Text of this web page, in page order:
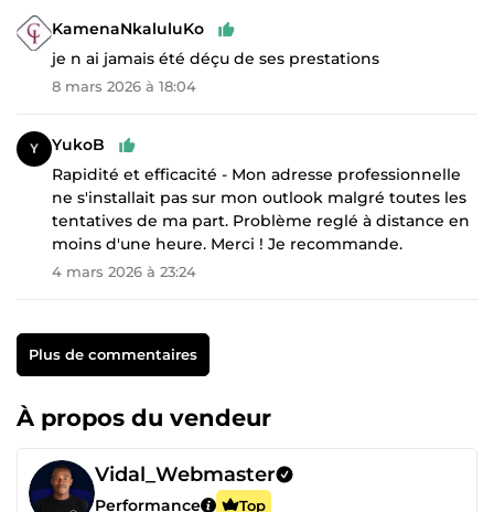
KamenaNkaluluKo
je n ai jamais été déçu de ses prestations
8 mars 2026 à 18:04
YukoB
Rapidité et efficacité - Mon adresse professionnelle
ne s'installait pas sur mon outlook malgré toutes les
tentatives de ma part. Problème reglé à distance en
moins d'une heure. Merci ! Je recommande.
4 mars 2026 à 23:24
Plus de commentaires
À propos du vendeur
Vidal_Webmaster
Performance Top